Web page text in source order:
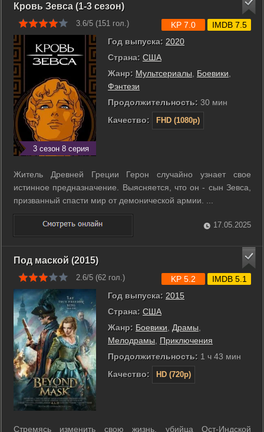
Кровь Зевса (1-3 сезон)
3.6/5 (151 гол.)
3 сезон 8 серия
Год выпуска: 2020
Страна: США
Жанр: Мультсериалы Боевики
Фэнтези
Продолжительность: 30 мин
Качество:
FHD (1080p)
KP 7.0 IMDB 7.5
Житель Древней Греции Герон случайно узнает свое
истинное предназначение. Выясняется, что он - сын Зевса,
призванный спасти мир от демонической армии. ...
17.05.2025
Под маской (2015)
2.6/5 (62 гол.)
Год выпуска: 2015
Страна: США
Жанр: Боевики, Драмы,
Мелодрамы, Приключения
Продолжительность: 1 ч 43 мин
Качество:
HD (720p)
KP 5.2 IMDB 5.1
Стремясь изменить свою жизнь, убийца Ост-Индской